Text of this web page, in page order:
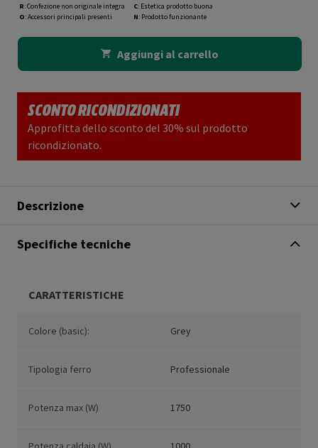
R: Confezione non originale integra
O: Accessori principali presenti
C: Estetica prodotto buona
N: Prodotto funzionante
Aggiungi al carrello
SCONTO RICONDIZIONATI
Approfitta dello sconto del 30% sul prodotto
ricondizionato.
Descrizione
Specifiche tecniche
CARATTERISTICHE
Colore (basic): Grey
Tipologia ferro Professionale
Potenza max (W) 1750